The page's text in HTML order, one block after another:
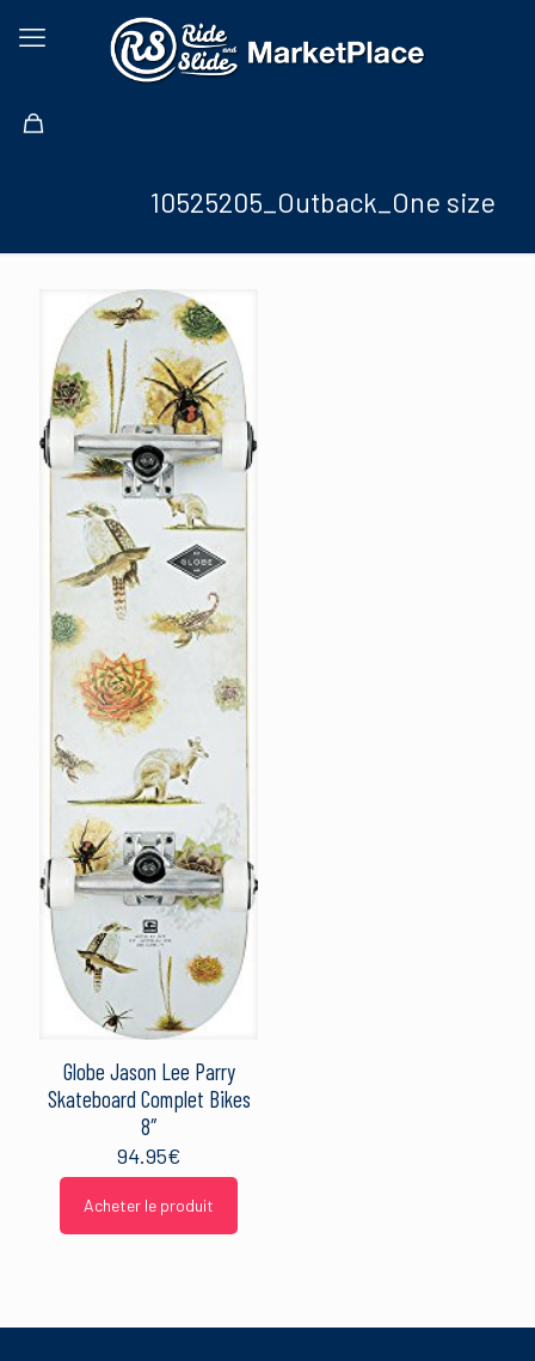
10525205_Outback_One size
Globe Jason Lee Parry
Skateboard Complet Bikes
8″
94.95€
Acheter le produit